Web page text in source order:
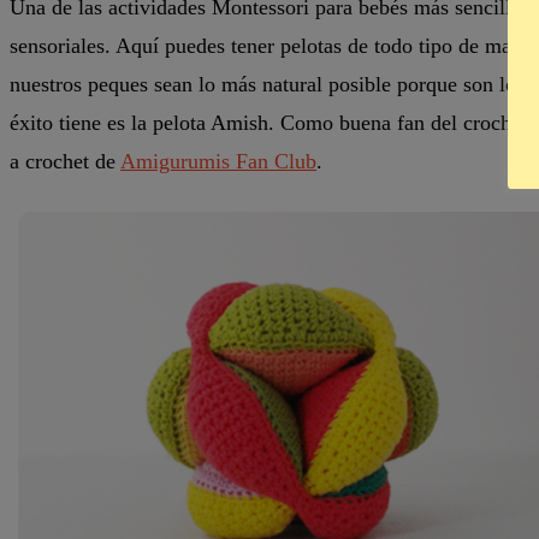
Una de las actividades Montessori para bebés más sencilla
sensoriales. Aquí puedes tener pelotas de todo tipo de
nuestros peques sean lo más natural posible porque son los
éxito tiene es la pelota Amish. Como buena fan del
a crochet de Amigurumis Fan Club.